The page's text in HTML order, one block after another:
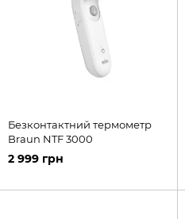
Безконтактний термометр
Braun NTF 3000
2 999 грн